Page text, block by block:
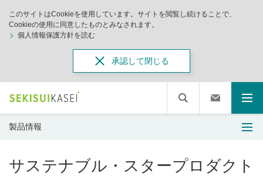
このサイトはCookieを使用しています。サイトを閲覧し続けることで、
Cookieの使用に同意したものとみなされます。
個人情報保護方針を読む
承認して閉じる
製品情報
サステナブル・スタープロダクト